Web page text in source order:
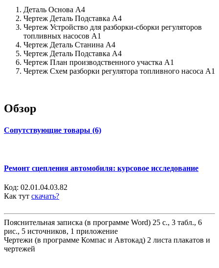
Деталь Основа А4
Чертеж Деталь Подставка А4
Чертеж Устройство для разборки-сборки регуляторов
топливных насосов А1
Чертеж Деталь Станина А4
Чертеж Деталь Подставка А4
Чертеж План производственного участка А1
Чертеж Схем разборки регулятора топливного насоса А1
Обзор
Сопутствующие товары (6)
Ремонт сцепления автомобиля: курсовое исследование
Код: 02.01.04.03.82
Как тут скачать?
Пояснительная записка (в программе Word) 25 с., 3 табл., 6
рис., 5 источников, 1 приложение
Чертежи (в программе Компас и Автокад) 2 листа плакатов и
чертежей